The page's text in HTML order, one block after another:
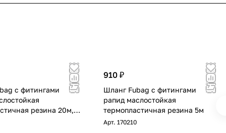
с фитингами
резина 20м,
мм
910 ₽
Шланг Fubag с фитингами
рапид маслостойкая
термопластичная резина 5м
Арт. 170210